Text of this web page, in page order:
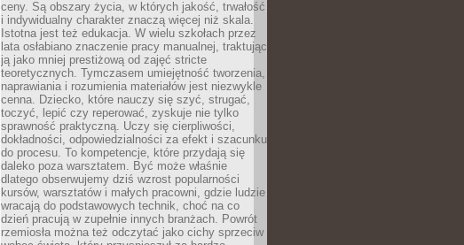
ceny. Są obszary życia, w których jakość, trwałość
i indywidualny charakter znaczą więcej niż skala.
Istotna jest też edukacja. W wielu szkołach przez
lata osłabiano znaczenie pracy manualnej, traktując
ją jako mniej prestiżową od zajęć stricte
teoretycznych. Tymczasem umiejętność tworzenia,
naprawiania i rozumienia materiałów jest niezwykle
cenna. Dziecko, które nauczy się szyć, strugać,
toczyć, lepić czy reperować, zyskuje nie tylko
sprawność praktyczną. Uczy się cierpliwości,
dokładności, odpowiedzialności za efekt i szacunku
do procesu. To kompetencje, które przydają się
daleko poza warsztatem. Być może właśnie
dlatego obserwujemy dziś wzrost popularności
kursów, warsztatów i małych pracowni, gdzie ludzie
wracają do podstawowych technik, choć na co
dzień pracują w zupełnie innych branżach. Powrót
rzemiosła można też odczytać jako cichy sprzeciw